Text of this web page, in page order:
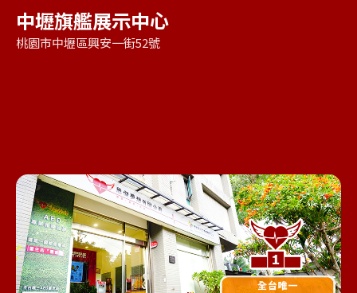
中壢旗艦展示中心
桃園市中壢區興安一街52號